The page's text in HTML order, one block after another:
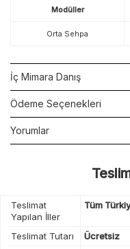
Modüller
Orta Sehpa
İç Mimara Danış
Ödeme Seçenekleri
Yorumlar
Teslimat
Yapılan İller
Tüm
Teslimat Tutarı
Ücretsiz